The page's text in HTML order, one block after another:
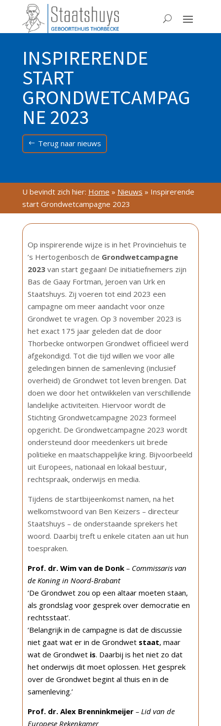
INSPIRERENDE
START
GRONDWETCAMPAG
NE 2023
Terug naar nieuws
U bevindt zich hier: Home » Nieuws » Inspirerende
start Grondwetcampagne 2023
Op inspirerende wijze is in het Provinciehuis te
’s Hertogenbosch de Grondwetcampagne
2023van start gegaan! De initiatiefnemers zijn
Bas de Gaay Fortman, Jeroen van Urk en
Staatshuys. Zij voeren tot eind 2023 een
campagne om meer aandacht voor onze
Grondwet te vragen. Op 3 november 2023 is
het exact 175 jaar geleden dat de door
Thorbecke ontworpen Grondwet officieel werd
afgekondigd. Tot die tijd willen we voor alle
geledingen binnen de samenleving (inclusief
overheid) de Grondwet tot leven brengen. Dat
doen we door het ontwikkelen van verschillende
landelijke activiteiten. Hiervoor wordt de
Stichting Grondwetcampagne 2023 formeel
opgericht. De Grondwetcampagne 2023 wordt
ondersteund door meedenkers uit brede
politieke en maatschappelijke kring. Bijvoorbeeld
uit Europees, nationaal en lokaal bestuur,
rechtspraak, onderwijs en media.
Tijdens de startbijeenkomst namen, na het
welkomstwoord van Ben Keizers – directeur
Staatshuys – de onderstaande sprekers het
woord. Daarbij treft u enkele citaten aan uit hun
toespraken.
Prof. dr. Wim van de Donk– Commissaris van
de Koning in Noord-Brabant
‘De Grondwet zou op een altaar moeten staan,
als grondslag voor gesprek over democratie en
rechtsstaat’.
‘Belangrijk in de campagne is dat de discussie
niet gaat wat er in de Grondwet staat, maar
wat de Grondwet is. Daarbij is het niet zo dat
het onderwijs dit moet oplossen. Het gesprek
over de Grondwet begint al thuis en in de
samenleving.’
Prof. dr. Alex Brenninkmeijer– Lid van de
Europese Rekenkamer